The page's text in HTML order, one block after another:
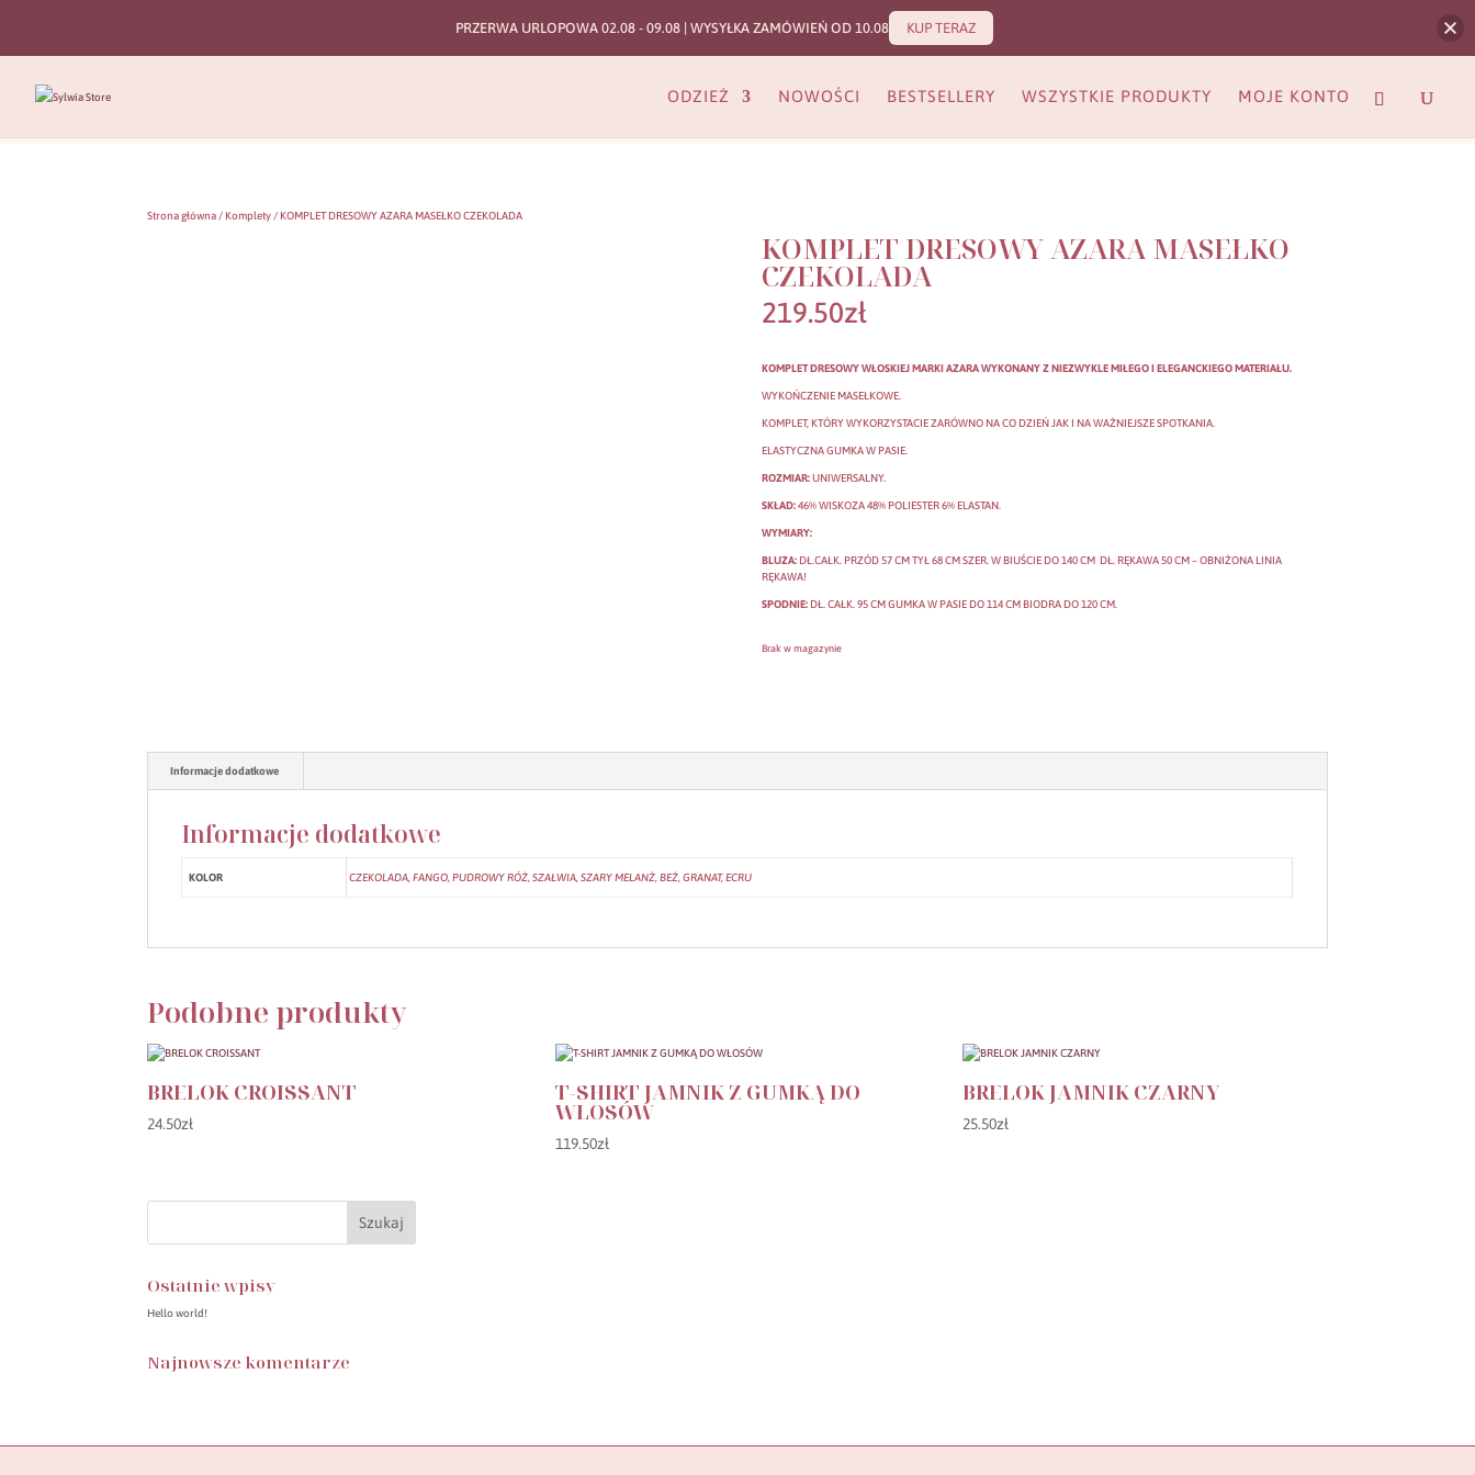
ODZIEŻ NOWOŚCI BESTSELLERY WSZYSTKIE PRODUKTY MOJE KONTO
Strona główna / Komplety / KOMPLET DRESOWY AZARA MASEŁKO CZEKOLADA
KOMPLET DRESOWY AZARA MASEŁKO
CZEKOLADA
219.50zł
KOMPLET DRESOWY WŁOSKIEJ MARKI AZARA WYKONANY Z NIEZWYKLE MIŁEGO I ELEGANCKIEGO MATERIAŁU.
WYKOŃCZENIE MASEŁKOWE.
KOMPLET, KTÓRY WYKORZYSTACIE ZARÓWNO NA CO DZIEŃ JAK I NA WAŻNIEJSZE SPOTKANIA.
ELASTYCZNA GUMKA W PASIE.
ROZMIAR:UNIWERSALNY.
SKŁAD:46% WISKOZA 48% POLIESTER 6% ELASTAN.
WYMIARY:
BLUZA:DŁ.CAŁK. PRZÓD 57 CM TYŁ 68 CM SZER. W BIUŚCIE DO 140 CM DŁ. RĘKAWA 50 CM – OBNIŻONA LINIA
RĘKAWA!
SPODNIE:DŁ. CAŁK. 95 CM GUMKA W PASIE DO 114 CM BIODRA DO 120 CM.
Brak w magazynie
Informacje dodatkowe
Informacje dodatkowe
KOLOR CZEKOLADA, FANGO, PUDROWY RÓŻ, SZAŁWIA, SZARY MELANŻ, BEŻ, GRANAT, ECRU
Podobne produkty
BRELOK CROISSANT
24.50zł
T-SHIRT JAMNIK Z GUMKĄ DO
WŁOSÓW
119.50zł
BRELOK JAMNIK CZARNY
25.50zł
Ostatnie wpisy
Hello world!
Najnowsze komentarze
PRZERWA URLOPOWA 02.08 - 09.08 | WYSYŁKA ZAMÓWIEŃ OD 10.08 KUP TERAZ